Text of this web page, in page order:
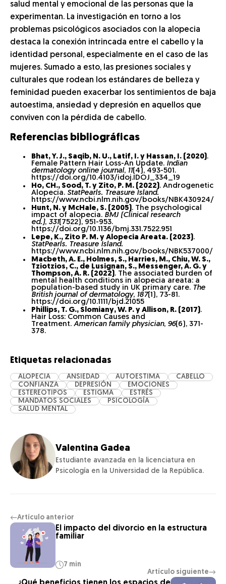
salud mental y emocional de las personas que la
experimentan. La investigación en torno a los
problemas psicológicos asociados con la alopecia
destaca la conexión intrincada entre el cabello y la
identidad personal, especialmente en el caso de las
mujeres. Sumado a esto, las presiones sociales y
culturales que rodean los estándares de belleza y
feminidad pueden exacerbar los sentimientos de baja
autoestima, ansiedad y depresión en aquellos que
conviven con la pérdida de cabello.
Referencias bibliográficas
Bhat, Y. J., Saqib, N. U., Latif, I. y Hassan, I. (2020).
Female Pattern Hair Loss-An Update. Indian
dermatology online journal, 11(4), 493-501.
https://doi.org/10.4103/idoj.IDOJ_334_19
Ho, CH., Sood, T. y Zito, P. M. (2022). Androgenetic
Alopecia. StatPearls. Treasure Island.
https://www.ncbi.nlm.nih.gov/books/NBK430924/
Hunt, N. y McHale, S. (2005). The psychological
impact of alopecia. BMJ (Clinical research
ed.), 331(7522), 951-953.
https://doi.org/10.1136/bmj.331.7522.951
Lepe, K., Zito P. M. y Alopecia Areata. (2023).
StatPearls. Treasure Island.
https://www.ncbi.nlm.nih.gov/books/NBK537000/
Macbeth, A. E., Holmes, S., Harries, M., Chiu, W. S.,
Tziotzios, C., de Lusignan, S., Messenger, A. G. y
Thompson, A. R. (2022). The associated burden of
mental health conditions in alopecia areata: a
population-based study in UK primary care. The
British journal of dermatology, 187(1), 73-81.
https://doi.org/10.1111/bjd.21055
Phillips, T. G., Slomiany, W. P. y Allison, R. (2017).
Hair Loss: Common Causes and
Treatment. American family physician, 96(6), 371-
378.
Etiquetas relacionadas
ALOPECIA ANSIEDAD AUTOESTIMA
CABELLO
CONFIANZA
DEPRESIÓN
EMOCIONES
ESTEREOTIPOS
ESTIGMA
ESTRÉS
MANDATOS SOCIALES
PSICOLOGÍA
SALUD MENTAL
Valentina Gadea
Estudiante avanzada en la licenciatura en
Psicología en la Universidad de la República.
←Artículo anterior
El impacto del divorcio en la estructura
familiar
7 min
Artículo siguiente→